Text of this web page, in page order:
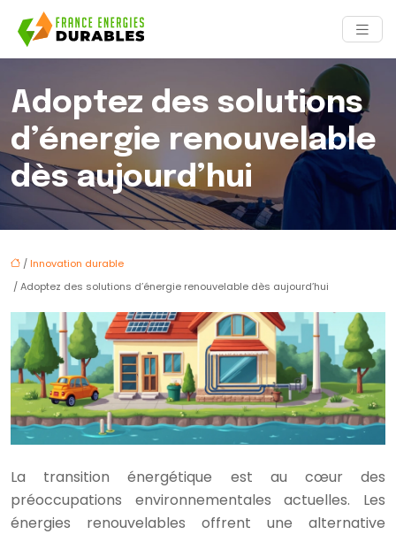
Adoptez des solutions
d’énergie renouvelable
dès aujourd’hui
/ Innovation durable
/ Adoptez des solutions d’énergie renouvelable dès aujourd’hui
La transition énergétique est au cœur des
préoccupations environnementales actuelles. Les
énergies renouvelables offrent une alternative